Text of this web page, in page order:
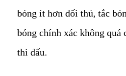
bóng ít hơn đối thủ, tắc
bóng chính xác không
thi đấu.